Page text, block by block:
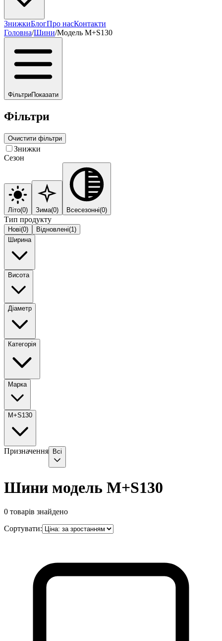
ЗнижкиБлогПро насКонтакти
Головна/Шини/Модель M+S130
ФільтриПоказати
Фільтри
Очистити фільтри
Знижки
Сезон
Літо(0) Зима(0) Всесезонні(0)
Тип продукту
Нові(0) Відновлені(1)
Ширина
Висота
Діаметр
Категорія
Марка
M+S130
Призначення Всі
Шини модель M+S130
0 товарів знайдено
Сортувати: